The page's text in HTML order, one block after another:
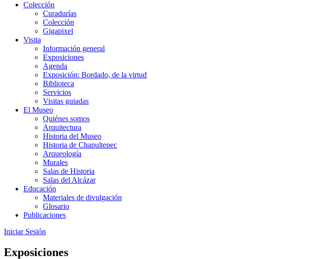
Colección
Curadurías
Colección
Gigapixel
Visita
Información general
Exposiciones
Agenda
Exposición: Bordado, de la virtud
Biblioteca
Servicios
Visitas guiadas
El Museo
Quiénes somos
Arquitectura
Historia del Museo
Historia de Chapultepec
Arqueología
Murales
Salas de Historia
Salas del Alcázar
Educación
Materiales de divulgación
Glosario
Publicaciones
Iniciar Sesión
Exposiciones